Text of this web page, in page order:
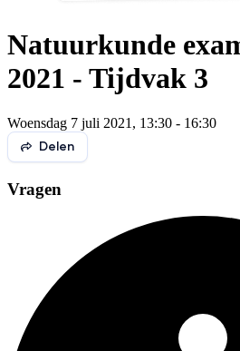
Natuurkunde
2021 - Tijdvak 3
Woensdag 7 juli 2021, 13:30 - 16:30
Delen
Vragen